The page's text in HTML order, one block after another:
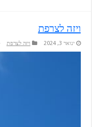
ויזה לצרפת
ינואר 3, 2024 ויזה לצרפת